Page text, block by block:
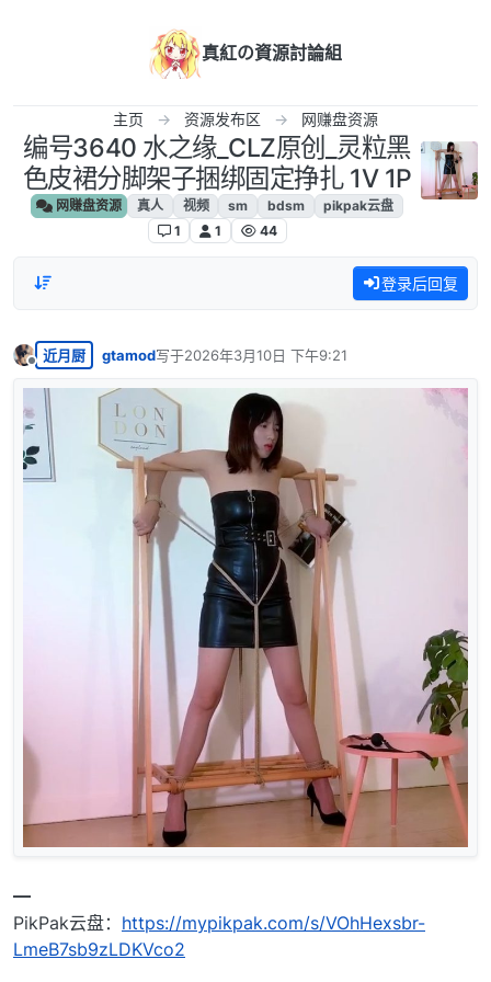
真紅の資源討論組
主页 资源发布区 网赚盘资源
编号3640 水之缘_CLZ原创_灵粒黑
色皮裙分脚架子捆绑固定挣扎 1V 1P
网赚盘资源 真人 视频 sm bdsm
pikpak云盘
1
1 44
登录后回复
离线
近月厨 gtamod写于2026年3月10日 下午9:21
最后由 编辑
━
PikPak云盘： https://mypikpak.com/s/VOhHexsbr-
LmeB7sb9zLDKVco2